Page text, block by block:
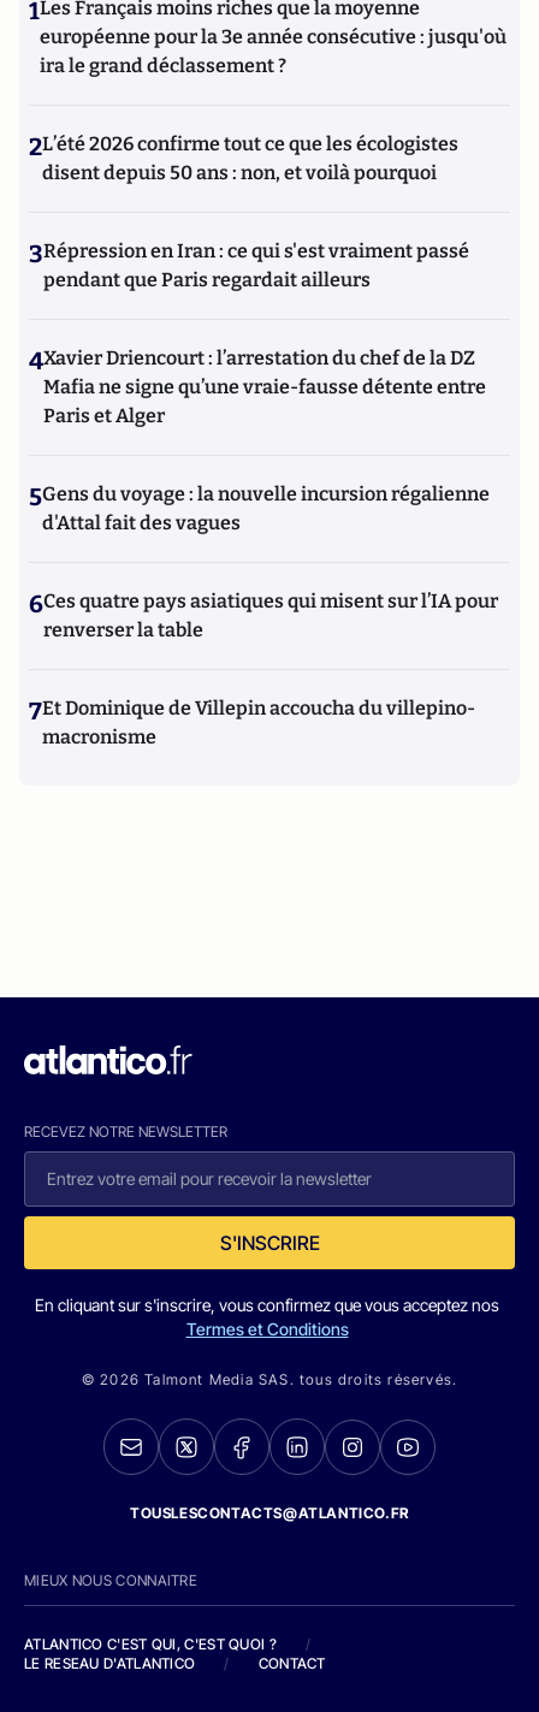
1Les Français moins riches que la moyenne
européenne pour la 3e année consécutive : jusqu'où
ira le grand déclassement ?
2L’été 2026 confirme tout ce que les écologistes
disent depuis 50 ans : non, et voilà pourquoi
3Répression en Iran : ce qui s'est vraiment passé
pendant que Paris regardait ailleurs
4Xavier Driencourt : l’arrestation du chef de la DZ
Mafia ne signe qu’une vraie-fausse détente entre
Paris et Alger
5Gens du voyage : la nouvelle incursion régalienne
d'Attal fait des vagues
6Ces quatre pays asiatiques qui misent sur l’IA pour
renverser la table
7Et Dominique de Villepin accoucha du villepino-
macronisme
RECEVEZ NOTRE NEWSLETTER
S'INSCRIRE
En cliquant sur s'inscrire, vous confirmez que vous acceptez nos
Termes et Conditions
© 2026 Talmont Media SAS. tous droits réservés.
TOUSLESCONTACTS@ATLANTICO.FR
MIEUX NOUS CONNAITRE
ATLANTICO C'EST QUI, C'EST QUOI ?
/
LE RESEAU D'ATLANTICO
/ CONTACT